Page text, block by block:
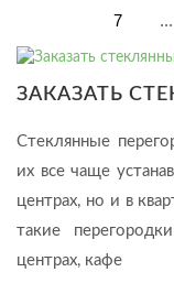
7
...
ЗАКАЗАТЬ
Стеклянные
их все чаще
центрах, но и в
такие
центрах, кафе